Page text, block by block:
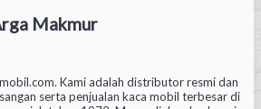
Makmur
Kami adalah distributor resmi dan
serta penjualan kaca mobil terbesar di